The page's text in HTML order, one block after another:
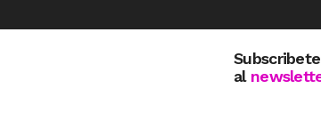
Subscribete
al